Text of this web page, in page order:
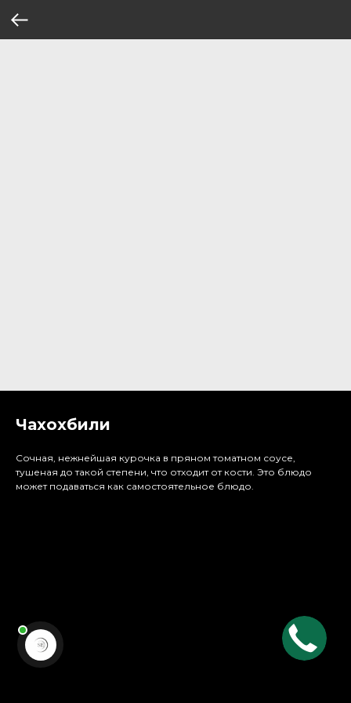
Чахохбили
Сочная, нежнейшая курочка в пряном томатном соусе,
тушеная до такой степени, что отходит от кости. Это блюдо
может подаваться как самостоятельное блюдо.